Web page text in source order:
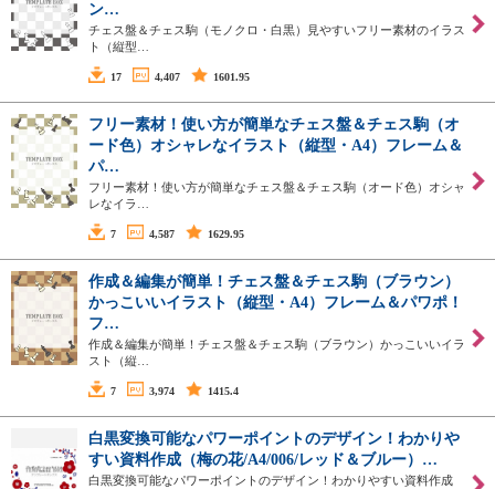
ン…
チェス盤＆チェス駒（モノクロ・白黒）見やすいフリー素材のイラス
ト（縦型…
17 4,407 1601.95
フリー素材！使い方が簡単なチェス盤＆チェス駒（オ
ード色）オシャレなイラスト（縦型・A4）フレーム＆
パ…
フリー素材！使い方が簡単なチェス盤＆チェス駒（オード色）オシャ
レなイラ…
7 4,587 1629.95
作成＆編集が簡単！チェス盤＆チェス駒（ブラウン）
かっこいいイラスト（縦型・A4）フレーム＆パワポ！
フ…
作成＆編集が簡単！チェス盤＆チェス駒（ブラウン）かっこいいイラ
スト（縦…
7 3,974 1415.4
白黒変換可能なパワーポイントのデザイン！わかりや
すい資料作成（梅の花/A4/006/レッド＆ブルー）…
白黒変換可能なパワーポイントのデザイン！わかりやすい資料作成